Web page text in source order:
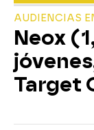
AUDIENCIAS
Neox
Target